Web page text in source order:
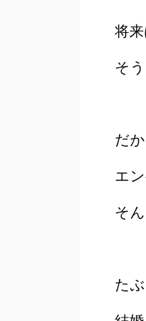
将
そ
だ
エ
そ
た